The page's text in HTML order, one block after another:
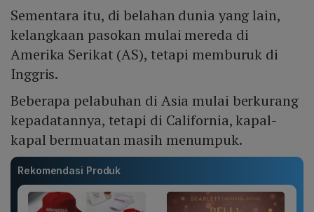
Sementara itu, di belahan dunia yang lain,
kelangkaan pasokan mulai mereda di
Amerika Serikat (AS), tetapi memburuk di
Inggris.
Beberapa pelabuhan di Asia mulai berkurang
kepadatannya, tetapi di California, kapal-
kapal bermuatan masih menumpuk.
Rekomendasi Produk